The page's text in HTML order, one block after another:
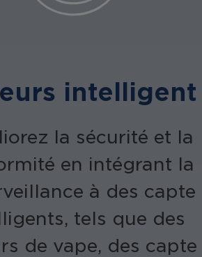
la sécurité et la
en intégrant la
à des
tels que des
de vape, des